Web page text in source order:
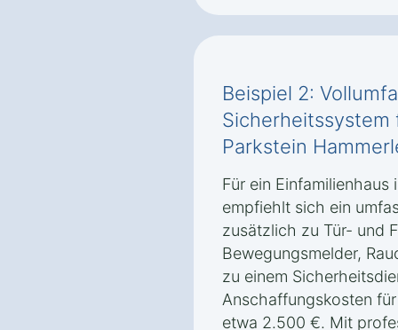
Beispiel 2:
Sicherheitssystem
Parkstein
Für ein Einfamilienhaus
empfiehlt sich ein
zusätzlich zu Tür- und
Bewegungsmelder,
zu einem
Anschaffungskosten
etwa 2.500 €. Mit